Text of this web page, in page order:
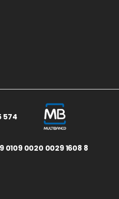
574
0109 0020 0029 1608 8